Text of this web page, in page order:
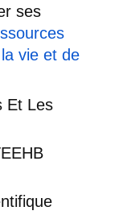
ses
vie et de
Et Les